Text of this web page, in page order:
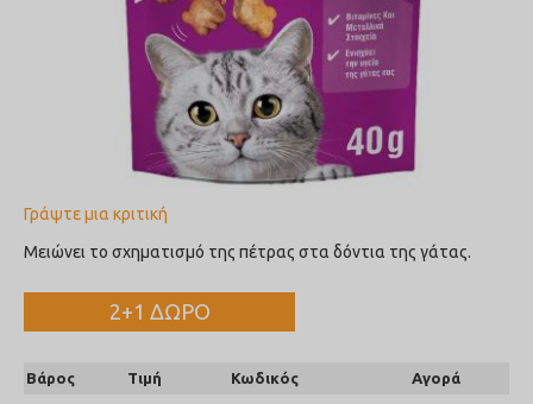
Γράψτε μια κριτική
Μειώνει το σχηματισμό της πέτρας στα δόντια της γάτας.
2+1 ΔΩΡΟ
Βάρος Τιμή Κωδικός Αγορά